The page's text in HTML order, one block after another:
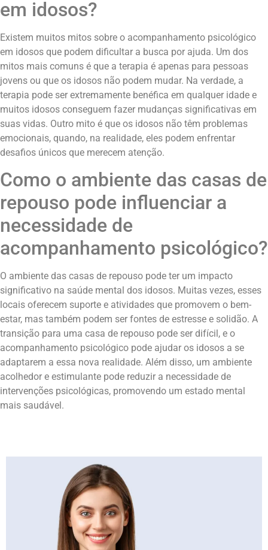
em idosos?
Existem muitos mitos sobre o acompanhamento psicológico
em idosos que podem dificultar a busca por ajuda. Um dos
mitos mais comuns é que a terapia é apenas para pessoas
jovens ou que os idosos não podem mudar. Na verdade, a
terapia pode ser extremamente benéfica em qualquer idade e
muitos idosos conseguem fazer mudanças significativas em
suas vidas. Outro mito é que os idosos não têm problemas
emocionais, quando, na realidade, eles podem enfrentar
desafios únicos que merecem atenção.
Como o ambiente das casas de
repouso pode influenciar a
necessidade de
acompanhamento psicológico?
O ambiente das casas de repouso pode ter um impacto
significativo na saúde mental dos idosos. Muitas vezes, esses
locais oferecem suporte e atividades que promovem o bem-
estar, mas também podem ser fontes de estresse e solidão. A
transição para uma casa de repouso pode ser difícil, e o
acompanhamento psicológico pode ajudar os idosos a se
adaptarem a essa nova realidade. Além disso, um ambiente
acolhedor e estimulante pode reduzir a necessidade de
intervenções psicológicas, promovendo um estado mental
mais saudável.